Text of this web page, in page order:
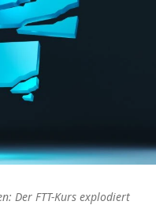
Der FTT-Kurs explodiert